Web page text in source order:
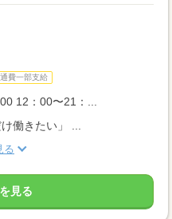
費一部支給
12：00〜21：...
働きたい」 ...
る
見る